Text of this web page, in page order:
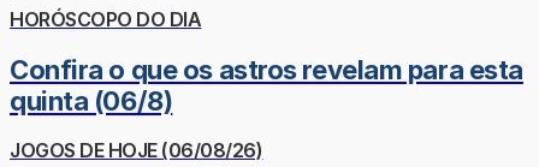
HORÓSCOPO DO DIA
Confira o que os astros revelam para esta
quinta (06/8)
JOGOS DE HOJE (06/08/26)